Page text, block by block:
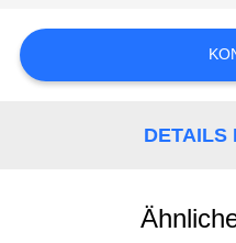
DETAILS